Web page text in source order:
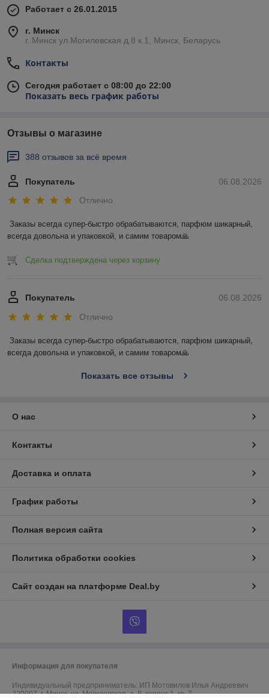
Работает с 26.01.2015
г. Минск
г..Минск ул.Могилевская д.8 к.1, Минск, Беларусь
Контакты
Сегодня работает с 08:00 до 22:00
Показать весь график работы
Отзывы о магазине
388 отзывов за всё время
06.08.2026
Покупатель
Отлично
Заказы всегда супер-быстро обрабатываются, парфюм шикарный,
всегда довольна и упаковкой, и самим товаром🙏
Сделка подтверждена через корзину
06.08.2026
Покупатель
Отлично
Заказы всегда супер-быстро обрабатываются, парфюм шикарный,
всегда довольна и упаковкой, и самим товаром🙏
Показать все отзывы
О нас
Контакты
Доставка и оплата
График работы
Полная версия сайта
Политика обработки cookies
Сайт создан на платформе Deal.by
Информация для покупателя
Индивидуальный предприниматель: ИП Мотовилов Илья Андреевич
220007, г. Минск, ул. Могилевская, д. 8, корпус 1, кв. 7